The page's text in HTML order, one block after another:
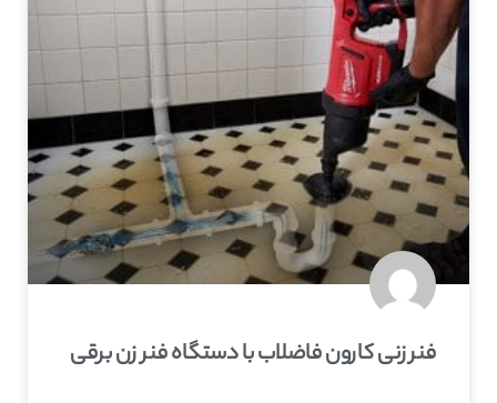
فنر زنی کارون فاضلاب با دستگاه فنر زن برقی